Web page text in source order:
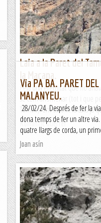
Grau, aquest febrer hi
Jaumegrimp 2
Laia a la Paret del
Feia una eternitat que no
sé com anomenar (tot i que
Tamok). Em escollit la Laia ja
Romàntic Guerrer
Via PA BA. PARET DEL
MALANYEU.
28/02/24. Després de fer la
dona temps de fer un altre via.
quatre llargs de corda, un
Joan asín